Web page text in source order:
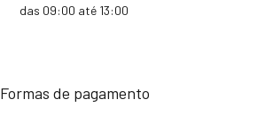
das 09:00 até 13:00
Formas de pagamento